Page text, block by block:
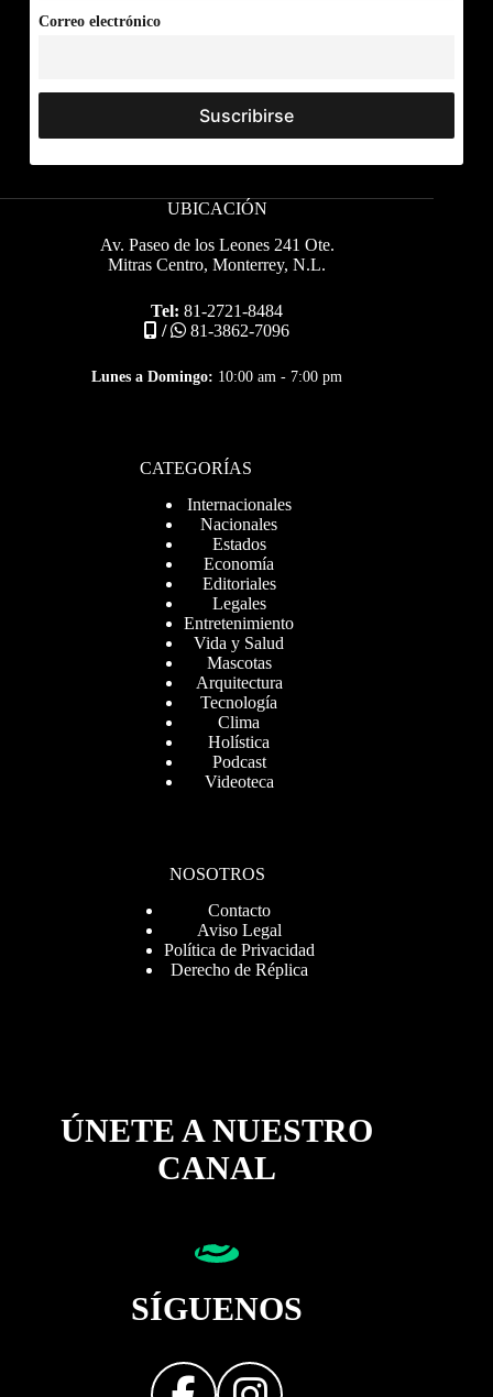
Correo electrónico
UBICACIÓN
Av. Paseo de los Leones 241 Ote.
Mitras Centro, Monterrey, N.L.
Tel: 81-2721-8484
/
81-3862-7096
Lunes a Domingo: 10:00 am - 7:00 pm
CATEGORÍAS
Internacionales
Nacionales
Estados
Economía
Editoriales
Legales
Entretenimiento
Vida y Salud
Mascotas
Arquitectura
Tecnología
Clima
Holística
Podcast
Videoteca
NOSOTROS
Contacto
Aviso Legal
Política de Privacidad
Derecho de Réplica
ÚNETE A NUESTRO
CANAL
SÍGUENOS